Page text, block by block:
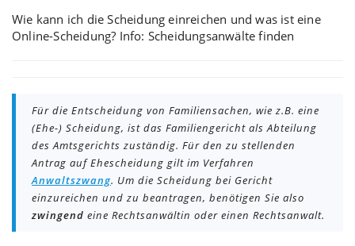
Wie kann ich dieScheidung einreichen und was ist eine
Online-Scheidung? Info: Scheidungsanwälte finden
Für die Entscheidung von Familiensachen, wie z.B. eine
(Ehe-) Scheidung, ist das Familiengericht als Abteilung
des Amtsgerichts zuständig. Für den zu stellenden
Antrag auf Ehescheidung gilt im Verfahren
Anwaltszwang. Um die Scheidung bei Gericht
einzureichen und zu beantragen, benötigen Sie also
zwingend eine Rechtsanwältin oder einen Rechtsanwalt.